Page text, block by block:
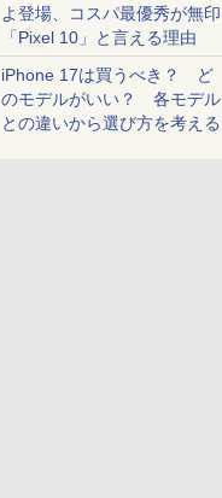
よ登場、コスパ最優秀が無印
「Pixel 10」と言える理由
iPhone 17は買うべき？ ど
のモデルがいい？ 各モデル
との違いから選び方を考える